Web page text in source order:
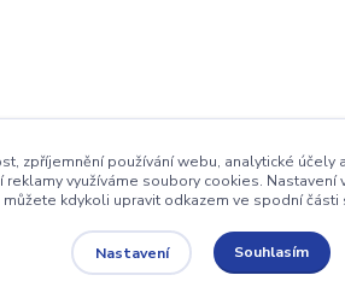
zpříjemnění používání webu, analytické
reklamy využíváme soubory cookies.
můžete kdykoli upravit odkazem ve spodní části
Nastavení Souhlasím